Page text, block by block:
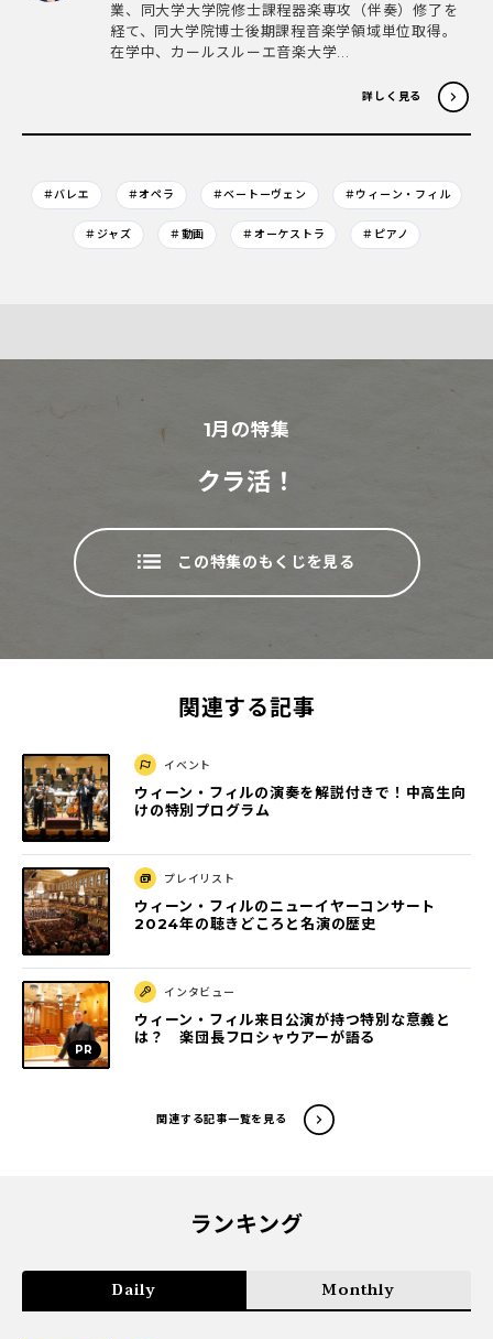
業、同大学大学院修士課程器楽専攻（伴奏）修了を
経て、同大学院博士後期課程音楽学領域単位取得。
在学中、カールスルーエ音楽大学...
詳しく見る
＃バレエ ＃オペラ ＃ベートーヴェン ＃ウィーン・フィル
＃ジャズ ＃動画 ＃オーケストラ ＃ピアノ
1月の特集
クラ活！
この特集のもくじを見る
関連する記事
イベント
ウィーン・フィルの演奏を解説付きで！中高生向
けの特別プログラム
プレイリスト
ウィーン・フィルのニューイヤーコンサート
2024年の聴きどころと名演の歴史
インタビュー
ウィーン・フィル来日公演が持つ特別な意義と
は？ 楽団長フロシャウアーが語る
関連する記事一覧を見る
ランキング
Daily Monthly